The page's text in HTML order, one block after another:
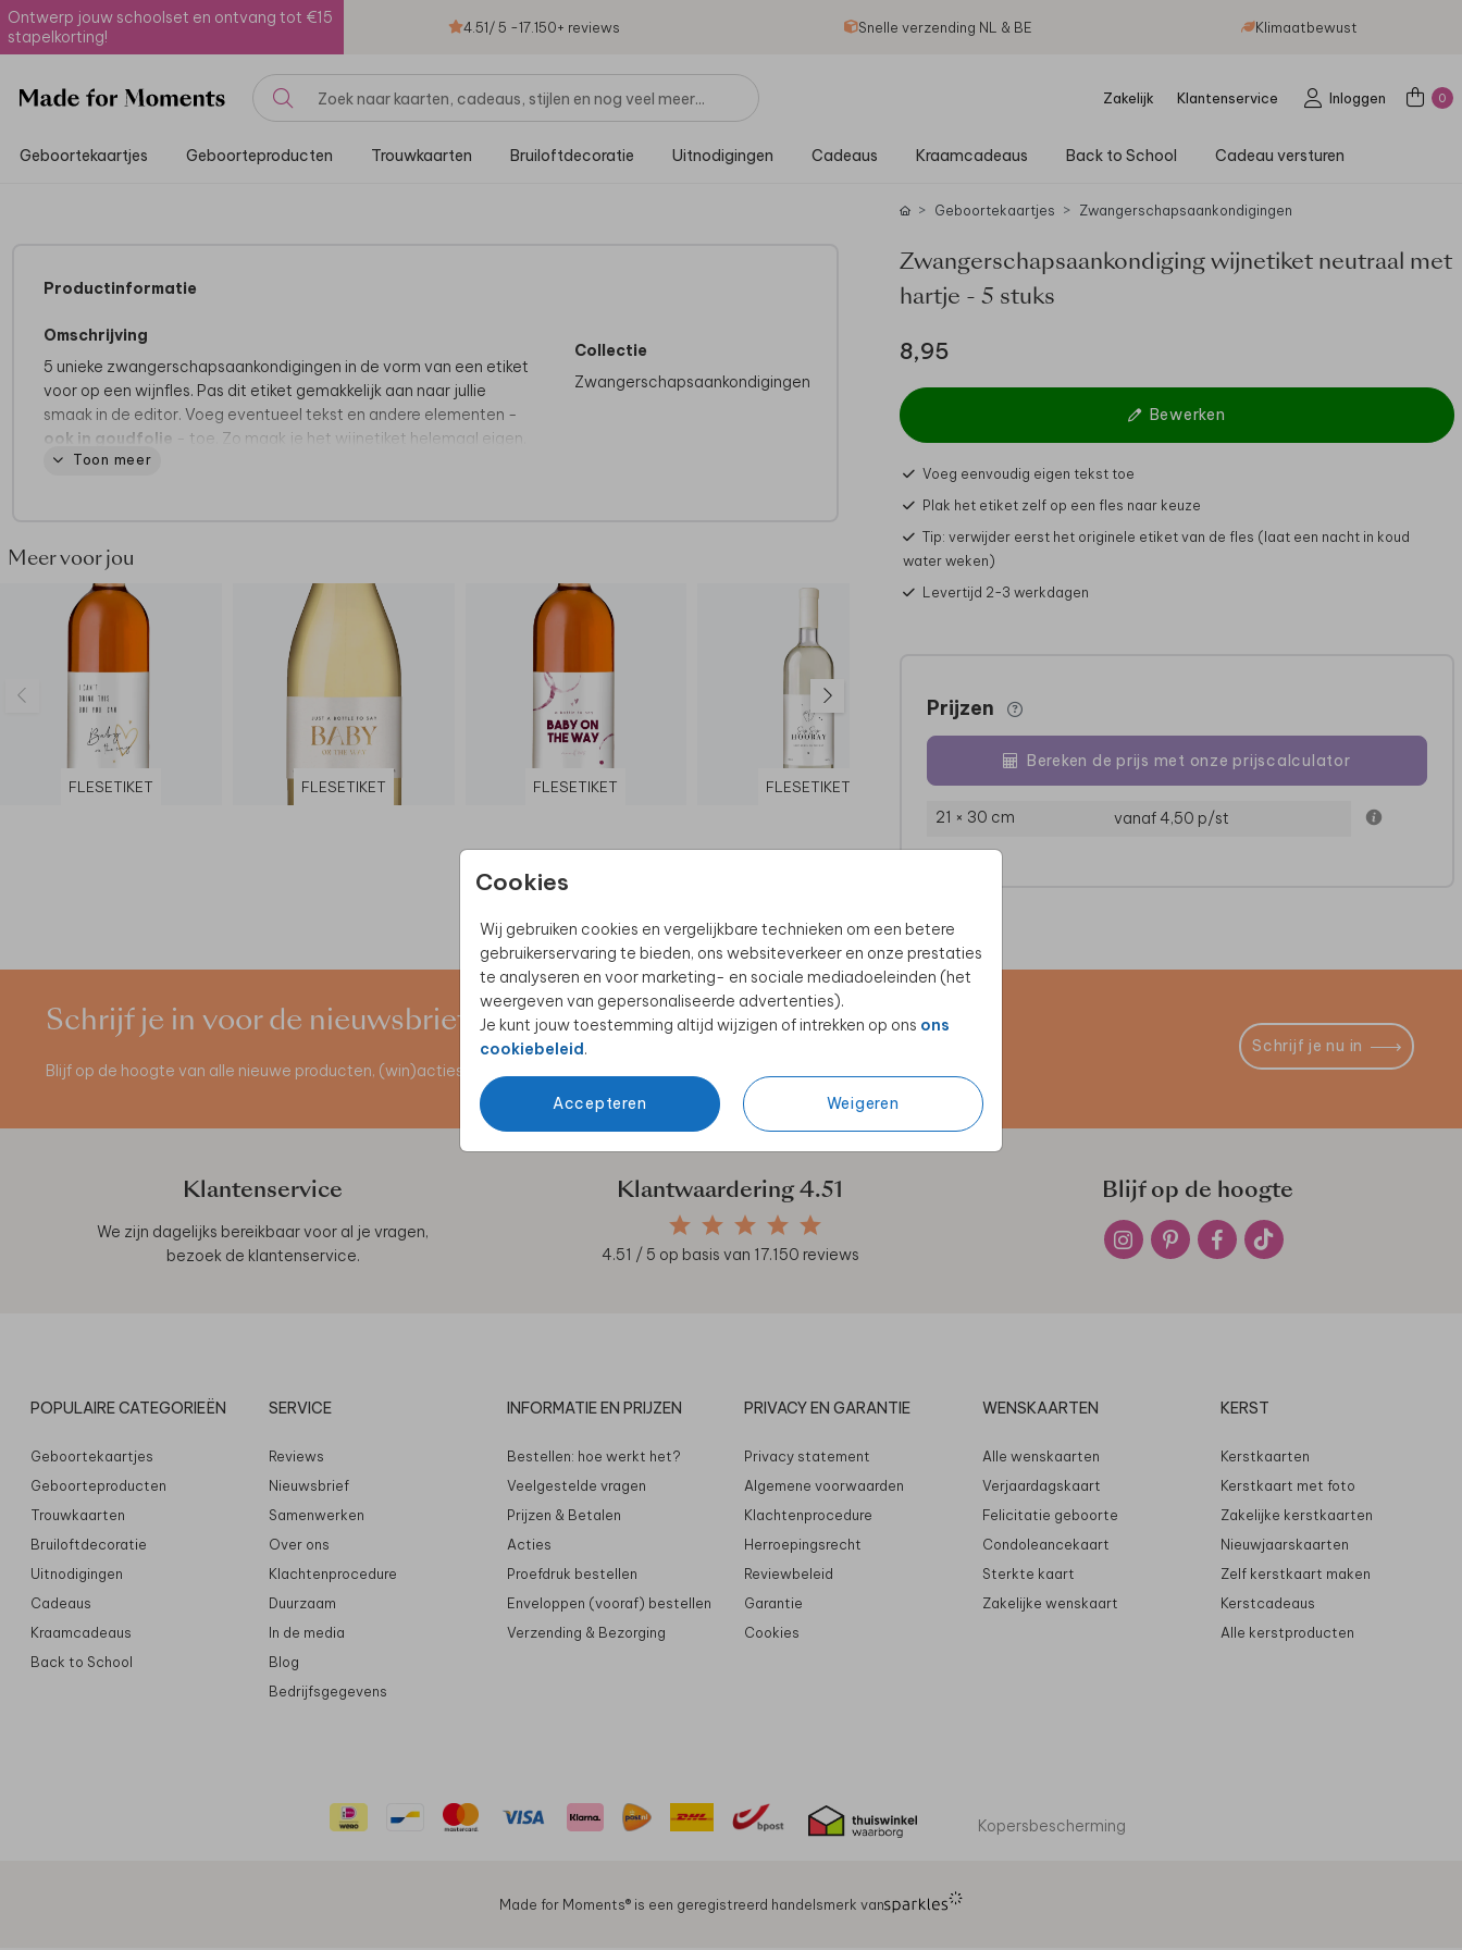
Ontwerp jouw schoolset en ontvang tot €15
stapelkorting!
4.51/ 5 -17.150+ reviews Snelle verzending NL & BE Klimaatbewust
Zakelijk Klantenservice Inloggen 0
Geboortekaartjes Geboorteproducten Trouwkaarten Bruiloftdecoratie Uitnodigingen Cadeaus Kraamcadeaus Back to School Cadeau versturen
Cookies
Wij gebruiken cookies en vergelijkbare technieken om een betere
gebruikerservaring te bieden, ons websiteverkeer en onze prestaties
te analyseren en voor marketing- en sociale mediadoeleinden (het
weergeven van gepersonaliseerde advertenties).
Je kunt jouw toestemming altijd wijzigen of intrekken op ons ons
cookiebeleid.
Accepteren Weigeren
Productinformatie
Omschrijving
5 unieke zwangerschapsaankondigingen in de vorm van een etiket
voor op een wijnfles. Pas dit etiket gemakkelijk aan naar jullie
smaak in de editor. Voeg eventueel tekst en andere elementen -
ook in goudfolie
- toe. Zo maak je het wijnetiket helemaal eigen.
Toon meer
Collectie
Zwangerschapsaankondigingen
Meer voor jou
FLESETIKET FLESETIKET FLESETIKET FLESETIKET FLESETIKET MOK
Geboortekaartjes Zwangerschapsaankondigingen
Zwangerschapsaankondiging wijnetiket neutraal met
hartje - 5 stuks
8,95
Bewerken
Voeg eenvoudig eigen tekst toe
Plak het etiket zelf op een fles naar keuze
Tip: verwijder eerst het originele etiket van de fles (laat een nacht in koud
water weken)
Levertijd 2-3 werkdagen
Prijzen
Bereken de prijs met onze prijscalculator
21 × 30 cm vanaf 4,50 p/st
Schrijf je in voor de nieuwsbrief
Blijf op de hoogte van alle nieuwe producten, (win)acties en unieke samenwerkingen!
Schrijf je nu in
Klantenservice
We zijn dagelijks bereikbaar voor al je vragen,
bezoek de klantenservice.
Klantwaardering4.51
4.51 / 5 op basis van 17.150 reviews
Blijf op de hoogte
POPULAIRE CATEGORIEËN
Geboortekaartjes
Geboorteproducten
Trouwkaarten
Bruiloftdecoratie
Uitnodigingen
Cadeaus
Kraamcadeaus
Back to School
SERVICE
Reviews
Nieuwsbrief
Samenwerken
Over ons
Klachtenprocedure
Duurzaam
In de media
Blog
Bedrijfsgegevens
INFORMATIE EN PRIJZEN
Bestellen: hoe werkt het?
Veelgestelde vragen
Prijzen & Betalen
Acties
Proefdruk bestellen
Enveloppen (vooraf) bestellen
Verzending & Bezorging
PRIVACY EN GARANTIE
Privacy statement
Algemene voorwaarden
Klachtenprocedure
Herroepingsrecht
Reviewbeleid
Garantie
Cookies
WENSKAARTEN
Alle wenskaarten
Verjaardagskaart
Felicitatie geboorte
Condoleancekaart
Sterkte kaart
Zakelijke wenskaart
KERST
Kerstkaarten
Kerstkaart met foto
Zakelijke kerstkaarten
Nieuwjaarskaarten
Zelf kerstkaart maken
Kerstcadeaus
Alle kerstproducten
Kopersbescherming
Made for Moments®️ is een geregistreerd handelsmerk van